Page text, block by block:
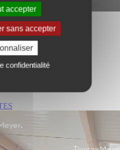
accepter
sans accepter
confidentialité